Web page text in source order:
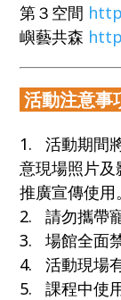
第３空間
嶼藝共森
活動注意事
1. 活動期間
意現場照片
推廣宣傳使用。
2. 請勿攜帶
3. 場館全面禁
4. 活動現場
5. 課程中使